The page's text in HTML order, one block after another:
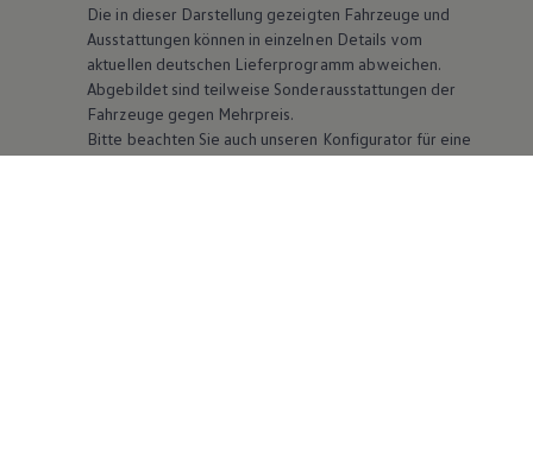
Die in dieser Darstellung gezeigten Fahrzeuge und
Ausstattungen können in einzelnen Details vom
aktuellen deutschen Lieferprogramm abweichen.
Abgebildet sind teilweise Sonderausstattungen der
Fahrzeuge gegen Mehrpreis.
Bitte beachten Sie auch unseren Konfigurator für eine